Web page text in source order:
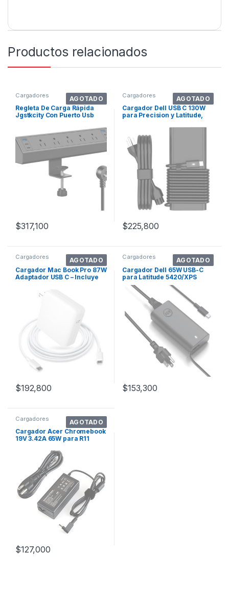
Productos relacionados
AGOTADO
Cargadores
Regleta De Carga Rápida
Jgstkcity Con Puerto Usb
$317,100
AGOTADO
Cargadores
Cargador Dell USB C 130W
para Precision y Latitude,
$225,800
AGOTADO
Cargadores
Cargador Mac Book Pro 87W
Adaptador USB C – Incluye
$192,800
AGOTADO
Cargadores
Cargador Dell 65W USB-C
para Latitude 5420/XPS
13/Inspiron
$153,300
AGOTADO
Cargadores
Cargador Acer Chromebook
19V 3.42A 65W para R11
$127,000